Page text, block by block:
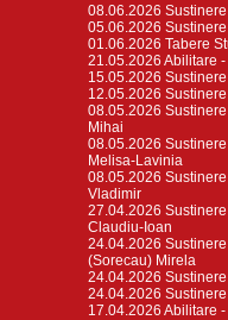
08.06.2026
05.06.2026
01.06.2026 Tabere
21.05.2026 Abilitare
15.05.2026
12.05.2026
08.05.2026
Mihai
08.05.2026
Melisa-Lavinia
08.05.2026
Vladimir
27.04.2026
Claudiu-Ioan
24.04.2026
(Sorecau) Mirela
24.04.2026
24.04.2026
17.04.2026 Abilitare